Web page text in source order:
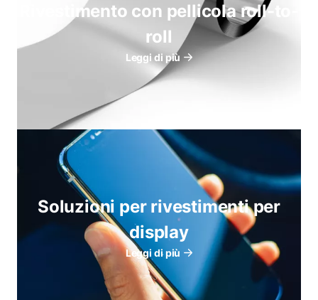
Rivestimento con pellicola roll-to-
roll
Leggi di più
Soluzioni per rivestimenti per
display
Leggi di più